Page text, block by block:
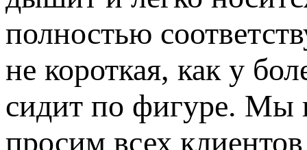
полностью
не короткая, как у
сидит по фигуре. Мы
просим всех